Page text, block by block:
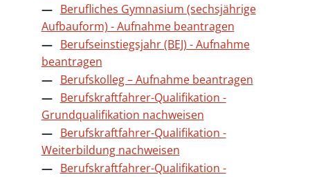
Berufliches Gymnasium (sechsjährige
Aufbauform) - Aufnahme beantragen
Berufseinstiegsjahr (BEJ) - Aufnahme
beantragen
Berufskolleg – Aufnahme beantragen
Berufskraftfahrer-Qualifikation -
Grundqualifikation nachweisen
Berufskraftfahrer-Qualifikation -
Weiterbildung nachweisen
Berufskraftfahrer-Qualifikation -